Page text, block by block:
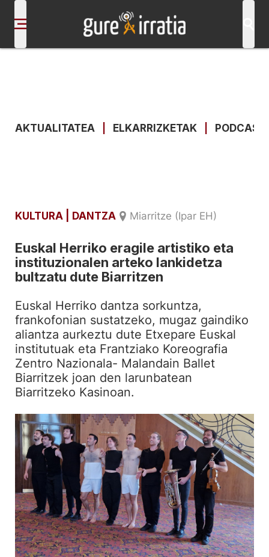
AKTUALITATEA ELKARRIZKETAK
KULTURA | DANTZA Miarritze (Ipar EH)
Euskal Herriko eragile artistiko eta
instituzionalen arteko lankidetza
bultzatu dute Biarritzen
Euskal Herriko dantza sorkuntza,
frankofonian sustatzeko, mugaz gaindiko
aliantza aurkeztu dute Etxepare Euskal
institutuak eta Frantziako Koreografia
Zentro Nazionala- Malandain Ballet
Biarritzek joan den larunbatean
Biarritzeko Kasinoan.